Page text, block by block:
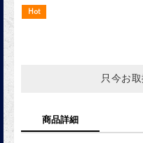
Hot
只今お
商品詳細